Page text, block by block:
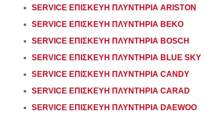
SERVICE ΕΠΙΣΚΕΥΗ ΠΛΥΝΤΗΡΙΑ ARISTON
SERVICE ΕΠΙΣΚΕΥΗ ΠΛΥΝΤΗΡΙΑ BEKO
SERVICE ΕΠΙΣΚΕΥΗ ΠΛΥΝΤΗΡΙΑ BOSCH
SERVICE ΕΠΙΣΚΕΥΗ ΠΛΥΝΤΗΡΙΑ BLUE SKY
SERVICE ΕΠΙΣΚΕΥΗ ΠΛΥΝΤΗΡΙΑ CANDY
SERVICE ΕΠΙΣΚΕΥΗ ΠΛΥΝΤΗΡΙΑ CARAD
SERVICE ΕΠΙΣΚΕΥΗ ΠΛΥΝΤΗΡΙΑ DAEWOO